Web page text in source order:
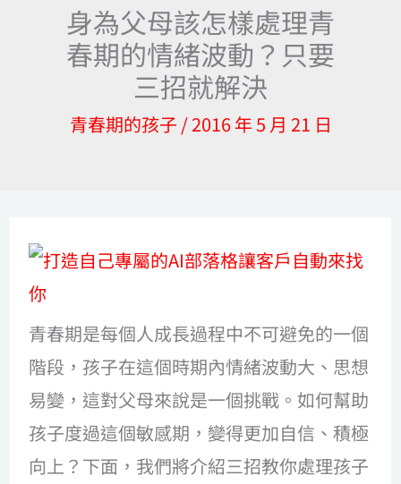
身為父母該怎樣處理青
春期的情緒波動？只要
三招就解決
青春期的孩子 /2016 年 5 月 21 日
青春期是每個人成長過程中不可避免的一個
階段，孩子在這個時期內情緒波動大、思想
易變，這對父母來說是一個挑戰。如何幫助
孩子度過這個敏感期，變得更加自信、積極
向上？下面，我們將介紹三招教你處理孩子